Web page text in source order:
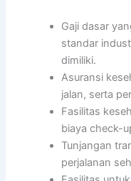
Gaji dasar
standar
dimiliki.
Asuransi
jalan, serta
Fasilitas
biaya check-
Tunjangan
perjalanan